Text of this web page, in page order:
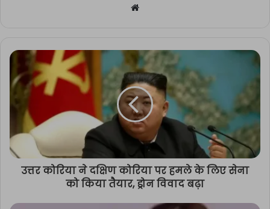
Website
उत्तर कोरिया ने दक्षिण कोरिया पर हमले के लिए सेना
को किया तैयार, ड्रोन विवाद बढ़ा